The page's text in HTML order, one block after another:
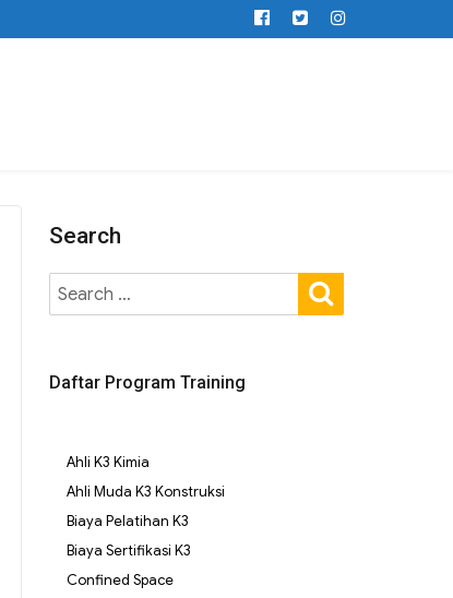
Search
Daftar Program Training
Ahli K3 Kimia
Ahli Muda K3 Konstruksi
Biaya Pelatihan K3
Biaya Sertifikasi K3
Confined Space